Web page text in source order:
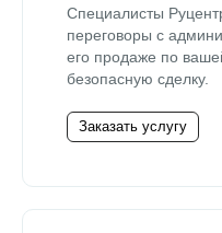
Специалисты
переговоры с
его продаже по
безопасную сделку.
Заказать услугу